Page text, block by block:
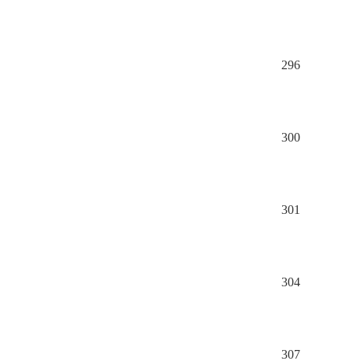
296
300
301
304
307